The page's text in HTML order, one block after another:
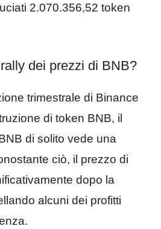
2.070.356,52 token
dei prezzi di BNB?
trimestrale di Binance
di token BNB, il
di solito vede una
ciò, il prezzo di
dopo la
alcuni dei profitti